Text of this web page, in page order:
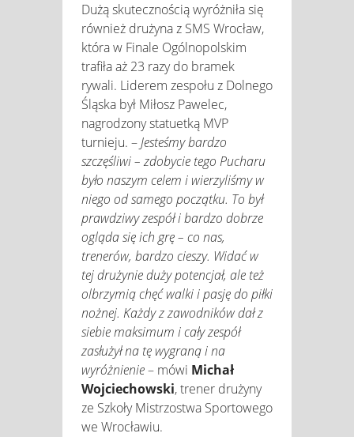
Dużą skutecznością wyróżniła się
również drużyna z SMS Wrocław,
która w Finale Ogólnopolskim
trafiła aż 23 razy do bramek
rywali. Liderem zespołu z Dolnego
Śląska był Miłosz Pawelec,
nagrodzony statuetką MVP
turnieju. –Jesteśmy bardzo
szczęśliwi – zdobycie tego Pucharu
było naszym celem i wierzyliśmy w
niego od samego początku. To był
prawdziwy zespół i bardzo dobrze
ogląda się ich grę – co nas,
trenerów, bardzo cieszy. Widać w
tej drużynie duży potencjał, ale też
olbrzymią chęć walki i pasję do piłki
nożnej. Każdy z zawodników dał z
siebie maksimum i cały zespół
zasłużył na tę wygraną i na
wyróżnienie– mówi Michał
Wojciechowski, trener drużyny
ze Szkoły Mistrzostwa Sportowego
we Wrocławiu.